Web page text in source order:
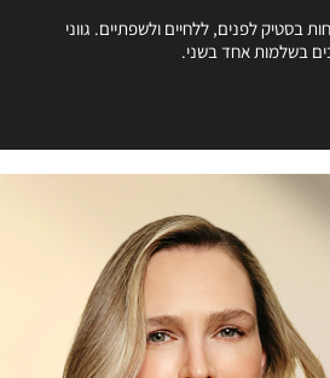
בסטיק לפנים, ללחיים ולשפתיים. גווני
בשלמות אחד בשני.